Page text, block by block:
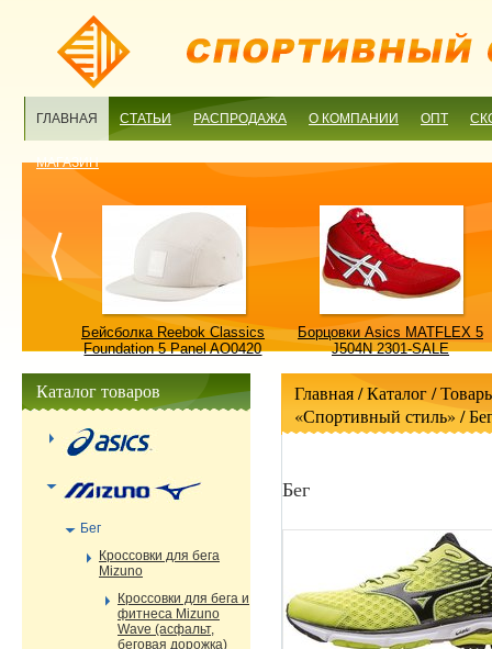
ГЛАВНАЯ СТАТЬИ РАСПРОДАЖА О КОМПАНИИ ОПТ
МАГАЗИН
Бейсболка Reebok Classics
Foundation 5 Panel AO0420
Борцовки Asics MATFLEX 5
J504N 2301-SALE
Главная/ Каталог /
«Спортивный стиль» /
Бег
Каталог товаров
Бег
Кроссовки для бега
Mizuno
Кроссовки для бега и
фитнеса Mizuno
Wave (асфальт,
беговая дорожка)